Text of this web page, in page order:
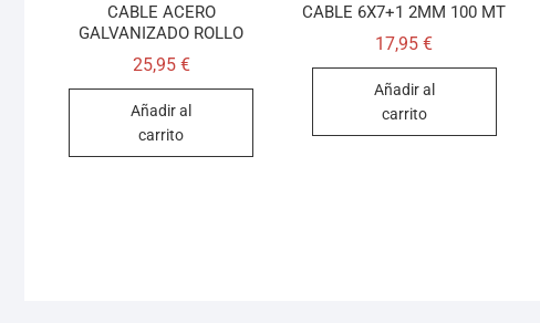
CABLE ACERO
GALVANIZADO ROLLO
25,95 €
Añadir al
carrito
CABLE 6X7+1 2MM 100 MT
17,95€
Añadir al
carrito